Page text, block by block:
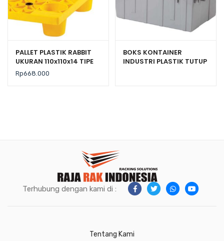
PALLET PLASTIK RABBIT
UKURAN 110x110x14 TIPE
NPF-1111
Rp668.000
BOKS KONTAINER
INDUSTRI PLASTIK TUTUP
Terhubung dengan kami di :
Tentang Kami